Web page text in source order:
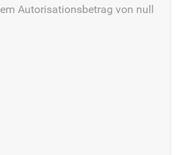
Autorisationsbetrag von null